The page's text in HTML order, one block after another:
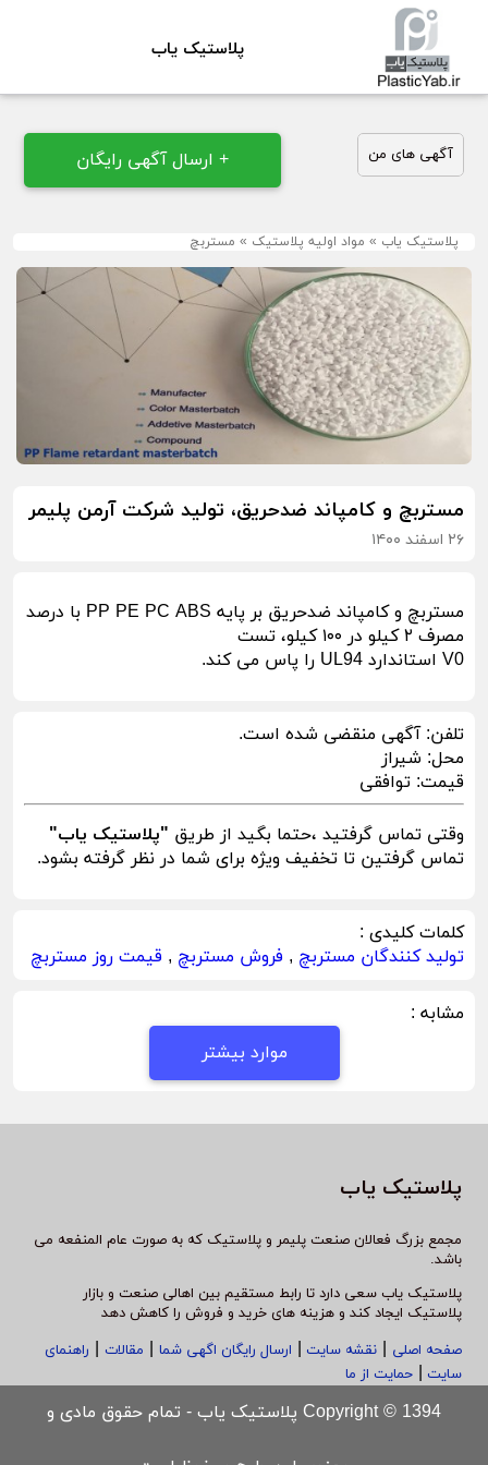
پلاستیک یاب
آگهی های من + ارسال آگهی رایگان
پلاستیک یاب » مواد اولیه پلاستیک » مستربچ
مستربچ و کامپاند ضدحریق، تولید شرکت آرمن پلیمر
۲۶ اسفند ۱۴۰۰
مستربچ و کامپاند ضدحریق بر پایه PP PE PC ABS با درصد
مصرف ۲ کیلو در ۱۰۰ کیلو، تست
تلفن:آگهی منقضی شده است.
محل: شیراز
قیمت: توافقی
وقتی تماس گرفتید ،حتما بگید از طریق "پلاستیک یاب"
تماس گرفتین تا تخفیف ویژه برای شما در نظر گرفته بشود.
کلمات کلیدی :
تولید کنندگان مستربچ , فروش مستربچ , قیمت روز مستربچ
مشابه :
موارد بیشتر
پلاستیک یاب
مجمع بزرگ فعالان صنعت پلیمر و پلاستیک که به صورت عام المنفعه می
باشد.
پلاستیک یاب سعی دارد تا رابط مستقیم بین اهالی صنعت و بازار
پلاستیک ایجاد کند و هزینه های خرید و فروش را کاهش دهد
صفحه اصلی
نقشه سایت ارسال رایگان اگهی شما مقالات
راهنمای
سایت
حمایت از ما
Copyright © 1394 پلاستیک یاب - تمام حقوق مادی و